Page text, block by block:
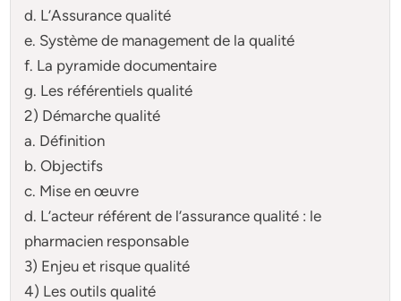
d. L’Assurance qualité
e. Système de management de la qualité
f. La pyramide documentaire
g. Les référentiels qualité
2) Démarche qualité
a. Définition
b. Objectifs
c. Mise en œuvre
d. L’acteur référent de l’assurance qualité : le
pharmacien responsable
3) Enjeu et risque qualité
4) Les outils qualité